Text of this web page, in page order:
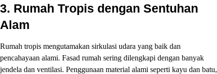
3. Rumah Tropis dengan Sentuhan
Alam
Rumah tropis mengutamakan sirkulasi udara yang baik dan
pencahayaan alami. Fasad rumah sering dilengkapi dengan banyak
jendela dan ventilasi. Penggunaan material alami seperti kayu dan batu,